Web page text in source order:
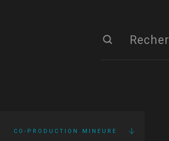
CO-PRODUCTION MINEURE